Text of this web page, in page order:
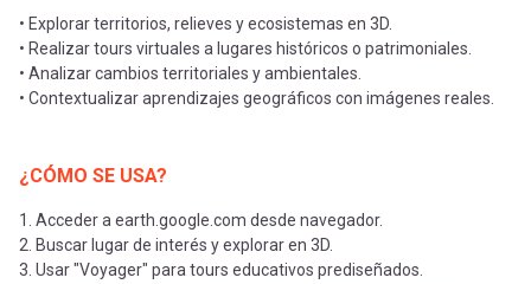
• Explorar territorios, relieves y ecosistemas en 3D.
• Realizar tours virtuales a lugares históricos o patrimoniales.
• Analizar cambios territoriales y ambientales.
• Contextualizar aprendizajes geográficos con imágenes reales.
¿CÓMO SE USA?
1. Acceder a earth.google.com desde navegador.
2. Buscar lugar de interés y explorar en 3D.
3. Usar "Voyager" para tours educativos prediseñados.